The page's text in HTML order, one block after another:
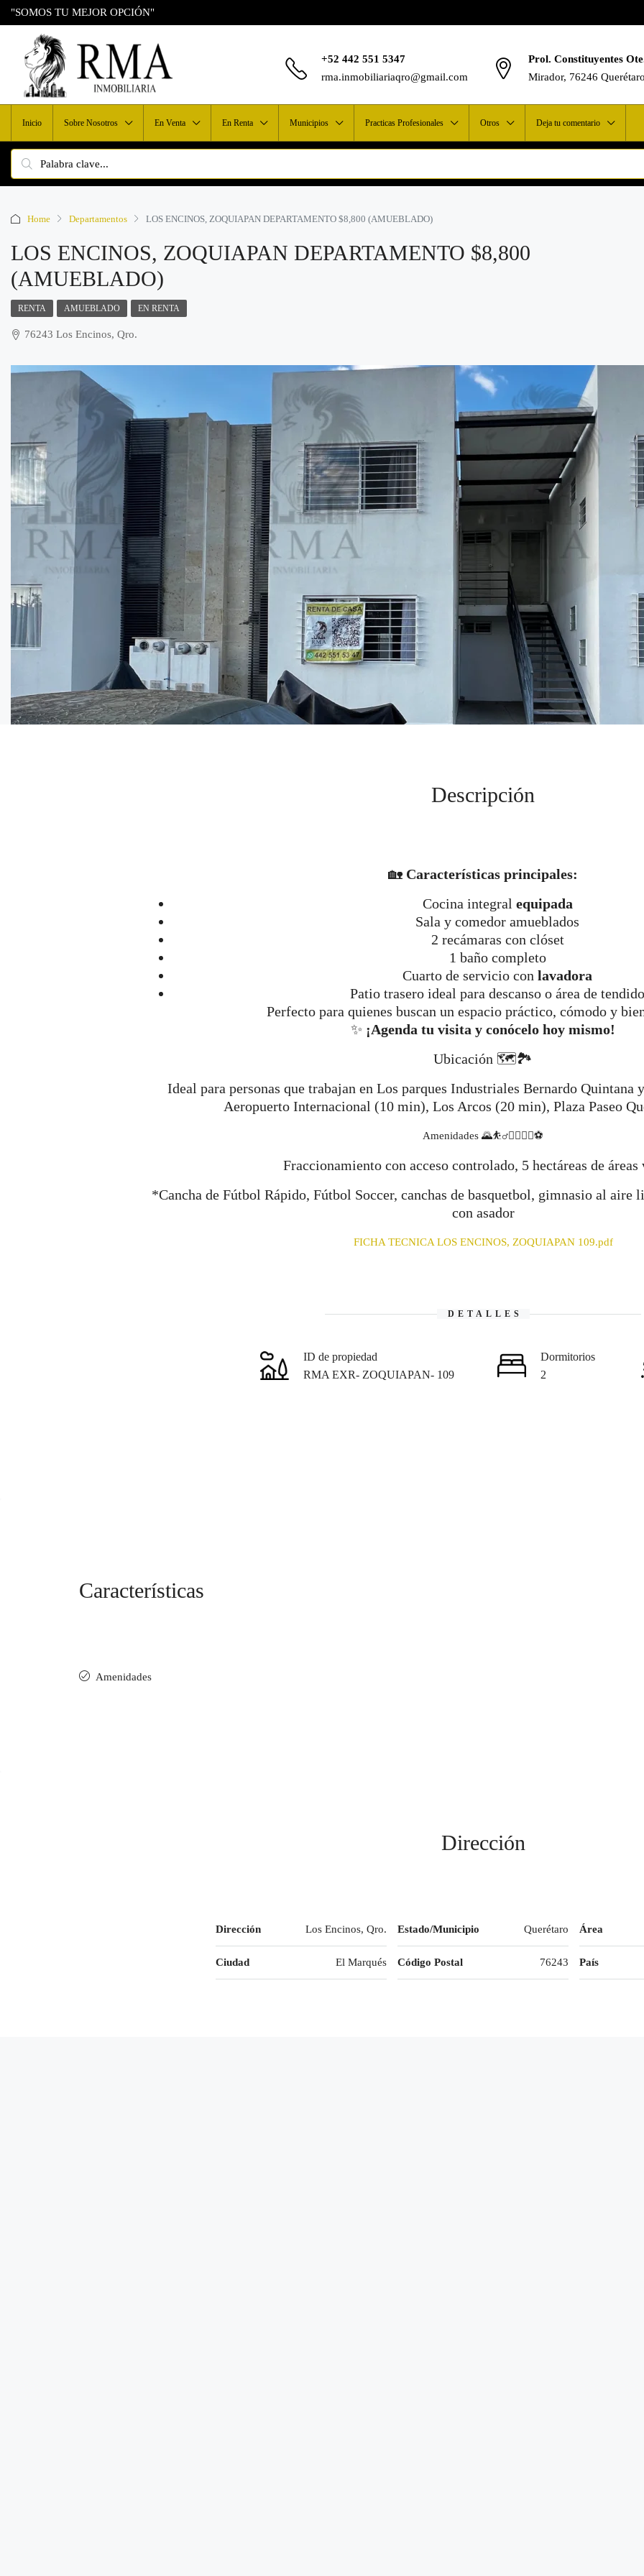
"SOMOS TU MEJOR OPCIÓN"
+52 442 551 5347
rma.inmobiliariaqro@gmail.com
Prol. Constituyentes
Mirador, 76246 Querétaro
Inicio Sobre Nosotros En Venta En Renta Municipios Practicas Profesionales Otros Deja tu comentario
Home Departamentos LOS ENCINOS, ZOQUIAPAN DEPARTAMENTO $8,800 (AMUEBLADO)
LOS ENCINOS, ZOQUIAPAN DEPARTAMENTO $8,800
(AMUEBLADO)
RENTA AMUEBLADO EN RENTA
76243 Los Encinos, Qro.
Descripción
🏡 Características principales:
Cocina integral equipada
Sala y comedor amueblados
2 recámaras con clóset
1 baño completo
Cuarto de servicio con lavadora
Patio trasero ideal para descanso o área de tendido
Perfecto para quienes buscan un espacio práctico, cómodo y
✨ ¡Agenda tu visita y conócelo hoy mismo!
Ubicación 🗺️🏞️
Ideal para personas que trabajan en Los parques Industriales Bernardo
Aeropuerto Internacional (10 min), Los Arcos (20 min), Plaza Paseo
Amenidades 🌄⛹️‍♂️🤸‍♂️🚴‍♀️⚽
Fraccionamiento con acceso controlado, 5 hectáreas de áreas
*Cancha de Fútbol Rápido, Fútbol Soccer, canchas de basquetbol, gimnasio al aire
con asador
FICHA TECNICA LOS ENCINOS, ZOQUIAPAN 109.pdf
DETALLES
ID de propiedad
RMA EXR- ZOQUIAPAN- 109
Dormitorios
2
Características
Amenidades
Dirección
Dirección Los Encinos, Qro.
Ciudad El Marqués
Estado/Municipio Querétaro
Código Postal 76243
Área
País